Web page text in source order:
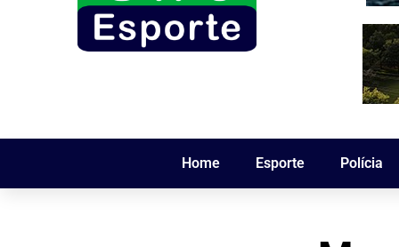
Home Esporte Polícia